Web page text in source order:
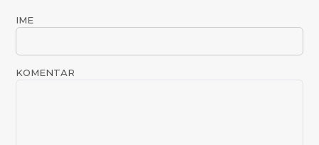
IME
KOMENTAR